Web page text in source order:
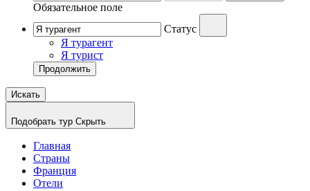
Обязательное поле
Статус
Я турагент
Я турист
Продолжить
Искать
Подобрать тур Скрыть
Главная
Страны
Франция
Отели